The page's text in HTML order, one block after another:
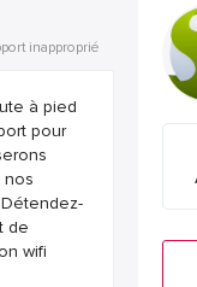
inapproprié
à pied
pour
nos
de
wifi